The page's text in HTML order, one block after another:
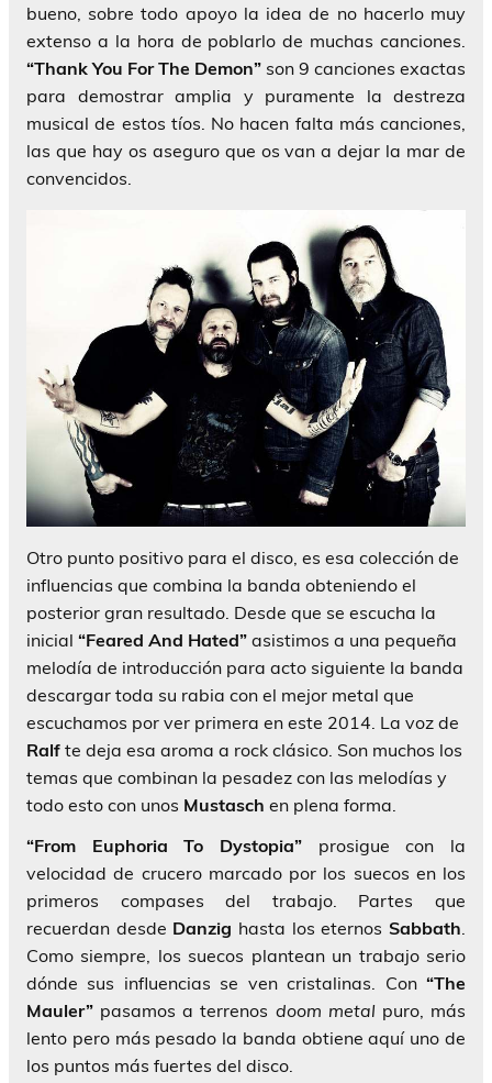
bueno, sobre todo apoyo la idea de no hacerlo muy
extenso a la hora de poblarlo de muchas canciones.
“Thank You For The Demon” son 9 canciones exactas
para demostrar amplia y puramente la destreza
musical de estos tíos. No hacen falta más canciones,
las que hay os aseguro que os van a dejar la mar de
convencidos.
Otro punto positivo para el disco, es esa colección de
influencias que combina la banda obteniendo el
posterior gran resultado. Desde que se escucha la
inicial “Feared And Hated” asistimos a una pequeña
melodía de introducción para acto siguiente la banda
descargar toda su rabia con el mejor metal que
escuchamos por ver primera en este 2014. La voz de
Ralf te deja esa aroma a rock clásico. Son muchos los
temas que combinan la pesadez con las melodías y
todo esto con unos Mustasch en plena forma.
“From Euphoria To Dystopia” prosigue con la
velocidad de crucero marcado por los suecos en los
primeros compases del trabajo. Partes que
recuerdan desde Danzig hasta los eternosSabbath
Como siempre, los suecos plantean un trabajo serio
dónde sus influencias se ven cristalinas. Con “The
Mauler” pasamos a terrenos doom metalpuro, más
lento pero más pesado la banda obtiene aquí uno de
los puntos más fuertes del disco.